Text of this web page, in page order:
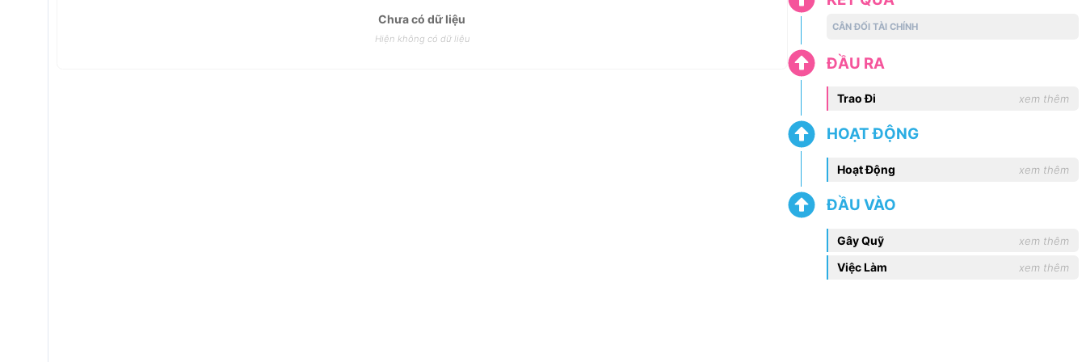
Chưa có dữ liệu
Hiện không có dữ liệu
CÂN ĐỐI TÀI CHÍNH
ĐẦU RA
Trao Đi xem thêm
HOẠT ĐỘNG
Hoạt Động xem thêm
ĐẦU VÀO
Gây Quỹ xem thêm
Việc Làm xem thêm